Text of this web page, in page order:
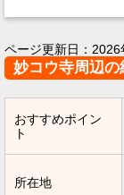
ページ更新日： 2026
妙コウ寺周辺の
おすすめポイン
ト
所在地